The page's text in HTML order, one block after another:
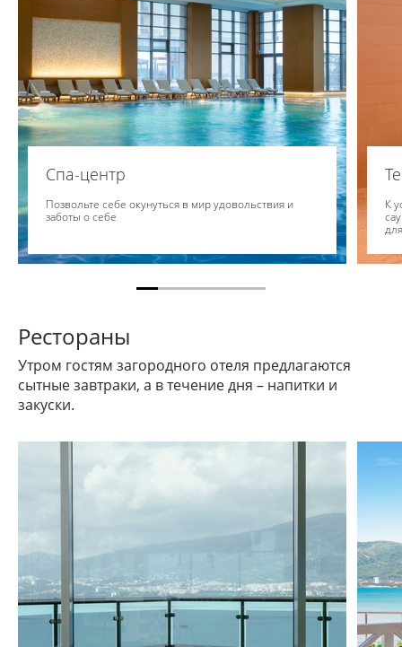
Спа-центр
Позвольте себе окунуться в мир удовольствия и
заботы о себе
К
Рестораны
Утром гостям загородного отеля предлагаются
сытные завтраки, а в течение дня – напитки и
закуски.